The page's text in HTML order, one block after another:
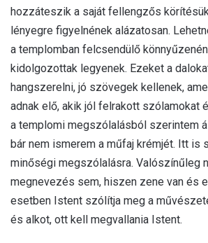
hozzáteszik a saját fellengzős
lényegre figyelnének alázatosan.
a templomban felcsendülő
kidolgozottak legyenek. Ezeket a
hangszerelni, jó szövegek kellenek,
adnak elő, akik jól felrakott szólamokat
a templomi megszólalásból szerintem
bár nem ismerem a műfaj krémjét. Itt is
minőségi megszólalásra. Valószínűleg
megnevezés sem, hiszen zene van és
esetben Istent szólítja meg a
és alkot, ott kell megvallania Istent.